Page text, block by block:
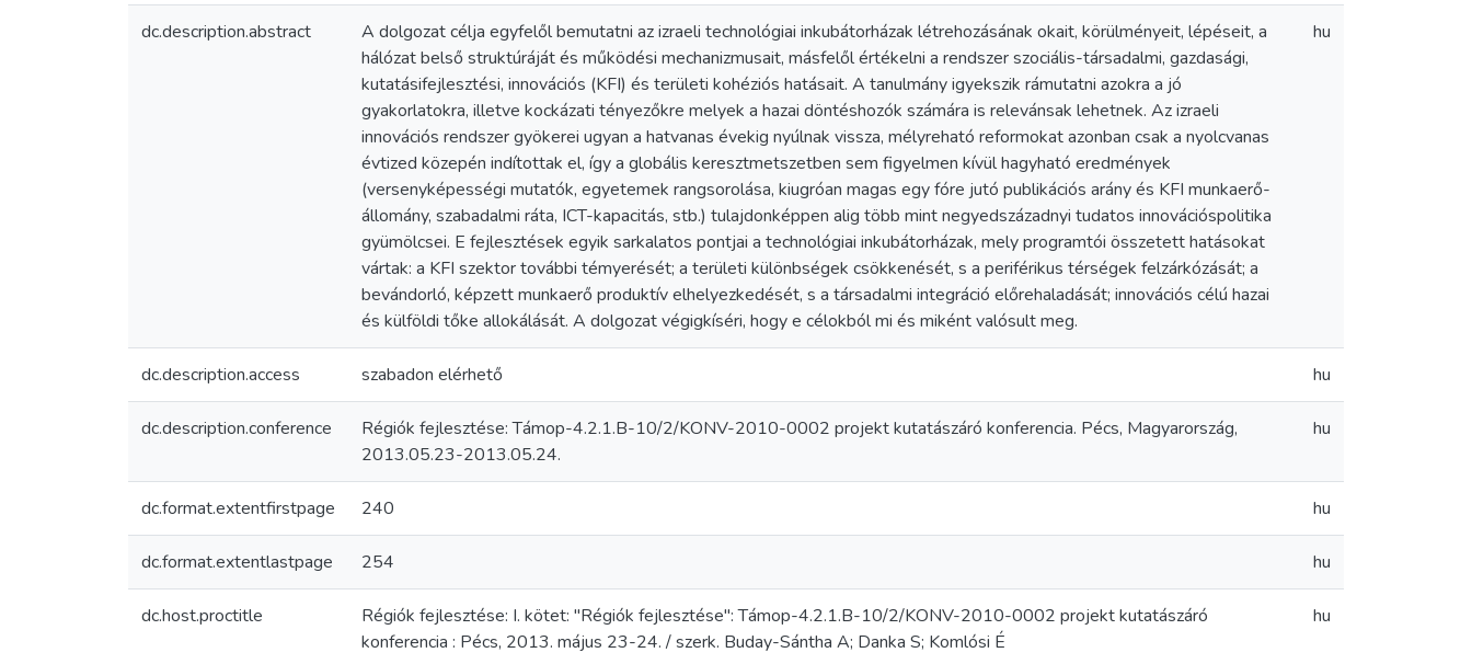
dc.description.abstract
A dolgozat célja egyfelől bemutatni az izraeli technológiai inkubátorházak létrehozásának okait, körülményeit, lépéseit, a
hálózat belső struktúráját és működési mechanizmusait, másfelől értékelni a rendszer szociális-társadalmi, gazdasági,
kutatásifejlesztési, innovációs (KFI) és területi kohéziós hatásait. A tanulmány igyekszik rámutatni azokra a jó
gyakorlatokra, illetve kockázati tényezőkre melyek a hazai döntéshozók számára is relevánsak lehetnek. Az izraeli
innovációs rendszer gyökerei ugyan a hatvanas évekig nyúlnak vissza, mélyreható reformokat azonban csak a nyolcvanas
évtized közepén indítottak el, így a globális keresztmetszetben sem figyelmen kívül hagyható eredmények
(versenyképességi mutatók, egyetemek rangsorolása, kiugróan magas egy fóre jutó publikációs arány és KFI munkaerő-
állomány, szabadalmi ráta, ICT-kapacitás, stb.) tulajdonképpen alig több mint negyedszázadnyi tudatos innovációspolitika
gyümölcsei. E fejlesztések egyik sarkalatos pontjai a technológiai inkubátorházak, mely programtói összetett hatásokat
vártak: a KFI szektor további témyerését; a területi különbségek csökkenését, s a periférikus térségek felzárkózását; a
bevándorló, képzett munkaerő produktív elhelyezkedését, s a társadalmi integráció előrehaladását; innovációs célú hazai
és külföldi tőke allokálását. A dolgozat végigkíséri, hogy e célokból mi és miként valósult meg.
hu
dc.description.access szabadon elérhető hu
dc.description.conference
Régiók fejlesztése: Támop-4.2.1.B-10/2/KONV-2010-0002 projekt kutatászáró konferencia. Pécs, Magyarország,
2013.05.23-2013.05.24.
hu
dc.format.extentfirstpage 240 hu
dc.format.extentlastpage 254 hu
dc.host.proctitle
Régiók fejlesztése: I. kötet: "Régiók fejlesztése": Támop-4.2.1.B-10/2/KONV-2010-0002 projekt kutatászáró
konferencia : Pécs, 2013. május 23-24. / szerk. Buday-Sántha A; Danka S; Komlósi É
hu